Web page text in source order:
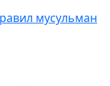
мусульман